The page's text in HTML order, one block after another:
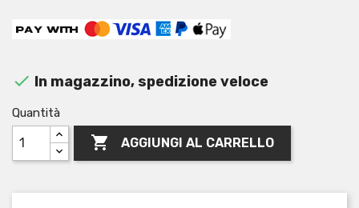
 In magazzino, spedizione veloce
Quantità
 AGGIUNGI AL CARRELLO